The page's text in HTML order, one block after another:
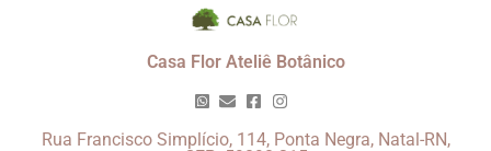
Casa Flor Ateliê Botânico
Rua Francisco Simplício, 114, Ponta Negra, Natal-RN,